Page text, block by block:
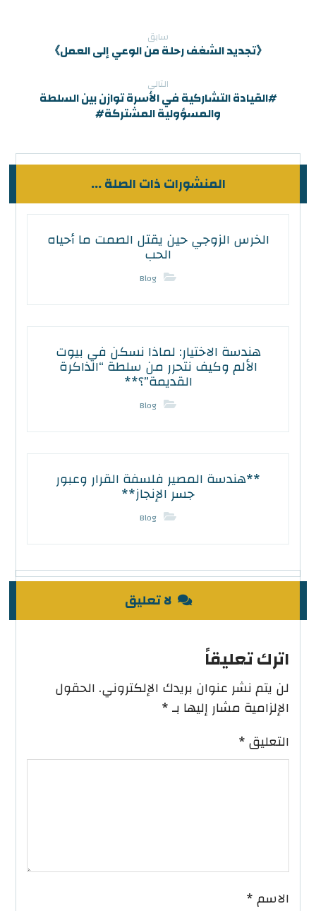
سابق
《تجديد الشغف رحلة من الوعي إلى العمل》
التالي
#القيادة التشاركية في الأسرة توازن بين السلطة
والمسؤولية المشتركة#
المنشورات ذات الصلة ...
الخرس الزوجي حين يقتل الصمت ما أحياه
الحب
Blog
هندسة الاختيار: لماذا نسكن في بيوت
الألم وكيف نتحرر من سلطة “الذاكرة
القديمة”؟**
Blog
**هندسة المصير فلسفة القرار وعبور
جسر الإنجاز**
Blog
لا تعليق
اترك تعليقاً
لن يتم نشر عنوان بريدك الإلكتروني. الحقول
الإلزامية مشار إليها بـ*
التعليق*
الاسم*